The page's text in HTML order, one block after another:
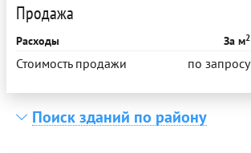
Продажа
Расходы За м2
Стоимость продажи по запросу
Поиск зданий по району